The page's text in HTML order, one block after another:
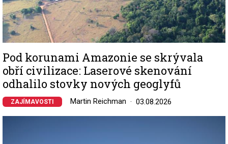
Pod korunami Amazonie se skrývala
obří civilizace: Laserové skenování
odhalilo stovky nových geoglyfů
ZAJÍMAVOSTI Martin Reichman 03.08.2026